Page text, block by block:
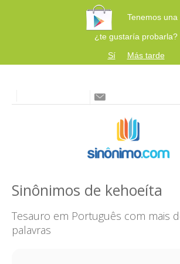
Tenemos una
¿te gustaría probarla?
Sí
Más tarde
Sinônimos de kehoeíta
Tesauro em Português com mais
palavras